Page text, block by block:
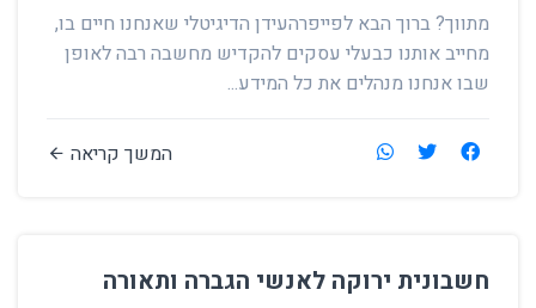
מתווך? ברוך הבא לפייפרהעידן הדיגיטלי שאנחנו חיים בו,
מחייב אותנו כבעלי עסקים להקדיש מחשבה רבה לאופן
שבו אנחנו מנהלים את כל המידע...
המשך קריאה
חשבונית ירוקה לאנשי הגברה ותאורה